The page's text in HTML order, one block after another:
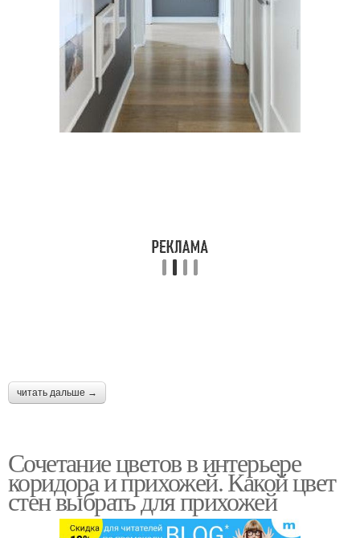
читать дальше →
Сочетание цветов в интерьере
коридора и прихожей. Какой цвет
стен выбрать для прихожей